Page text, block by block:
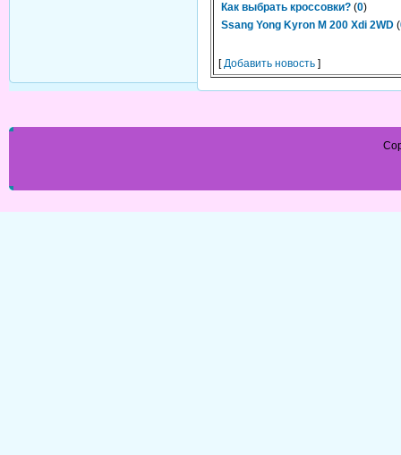
Как выбрать кроссовки? (0)
Ssang Yong Kyron M 200 Xdi 2WD (
[Добавить новость ]